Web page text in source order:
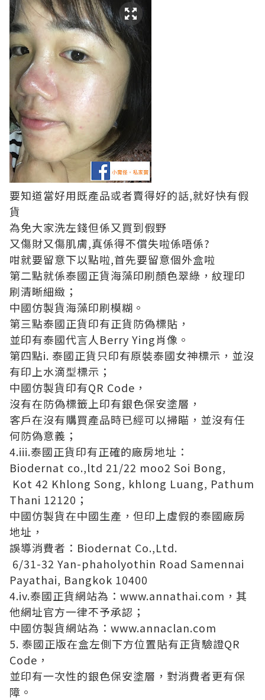
要知道當好用既產品或者賣得好的話,就好快有假
貨
為免大家洗左錢但係又買到假野
又傷財又傷肌膚,真係得不償失啦係唔係?
咁就要留意下以點啦,首先要留意個外盒啦
第二點就係泰國正貨海藻印刷顏色翠綠，紋理印
刷清晰細緻；
中國仿製貨海藻印刷模糊。
第三點泰國正貨印有正貨防偽標貼，
並印有泰國代⾔⼈Berry Ying肖像。
第四點i. 泰國正貨只印有原裝泰國女神標示，並沒
有印上水滴型標示；
中國仿製貨印有QR Code，
沒有在防偽標籤上印有銀色保安塗層，
客戶在沒有購買產品時已經可以掃瞄，並沒有任
何防偽意義；
4.iii.泰國正貨印有正確的廠房地址：
Biodernat co.,ltd 21/22 moo2 Soi Bong,
Kot 42 Khlong Song, khlong Luang, Pathum
Thani 12120；
中國仿製貨在中國生產，但印上虛假的泰國廠房
地址，
誤導消費者：Biodernat Co.,Ltd.
6/31-32 Yan-phaholyothin Road Samennai
Payathai, Bangkok 10400
4.iv.泰國正貨網站為：www.annathai.com，其
他網址官⽅⼀律不予承認；
中國仿製貨網站為：www.annaclan.com
5. 泰國正版在盒左側下⽅位置貼有正貨驗證QR
Code，
並印有⼀次性的銀色保安塗層，對消費者更有保
障。